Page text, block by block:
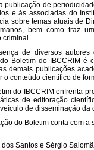
publicação de
e às associadas do
sobre temas atuais de
bem como traz
criminal.
de diversos
Boletim do IBCCRIM é
demais publicações
o conteúdo científico de
do IBCCRIM enfrenta
de editoração
de disseminação da
do Boletim conta com a
Santos e Sérgio